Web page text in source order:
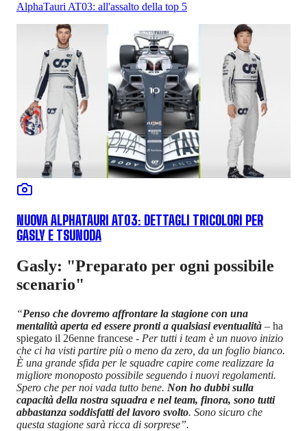
AlphaTauri AT03: all'assalto della top 5
NUOVA ALPHATAURI AT03: DETTAGLI TRICOLORI PER
GASLY E TSUNODA
Gasly: "Preparato per ogni possibile
scenario"
“Penso che dovremo affrontare la stagione con una
mentalità aperta ed essere pronti a qualsiasi eventualità – ha
spiegato il 26enne francese - Per tutti i team è un nuovo inizio
che ci ha visti partire più o meno da zero, da un foglio bianco.
È una grande sfida per le squadre capire come realizzare la
migliore monoposto possibile seguendo i nuovi regolamenti.
Spero che per noi vada tutto bene. Non ho dubbi sulla
capacità della nostra squadra e nel team, finora, sono tutti
abbastanza soddisfatti del lavoro svolto. Sono sicuro che
questa stagione sarà ricca di sorprese”.